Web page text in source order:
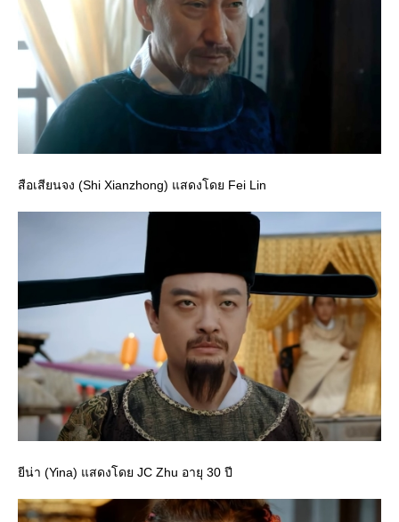
สือเสียนจง (Shi Xianzhong) แสดงโดย Fei Lin
ีน่า (Yina) แสดงโดย JC Zhu อายุ 30 ปี